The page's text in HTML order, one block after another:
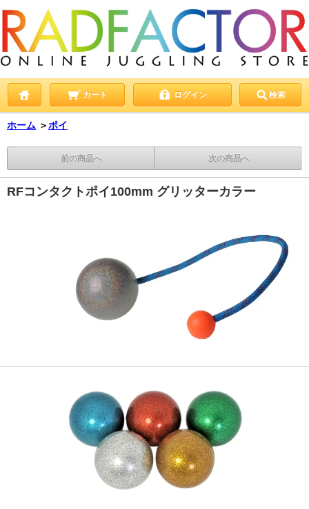
カート ログイン 検索
ホーム ＞ポイ
前の商品へ 次の商品へ
RFコンタクトポイ100mm グリッターカラー